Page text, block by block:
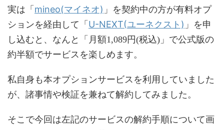
実は「 mineo(マイネオ) 」を契約中の方が有料オプ
ションを経由して「 U-NEXT(ユーネクスト) 」を申
し込むと、なんと「月額1,089円(税込)」で公式版の
約半額でサービスを楽しめます。
私自身も本オプションサービスを利用していました
が、諸事情や検証を兼ねて解約してみました。
そこで今回は左記のサービスの解約手順について画